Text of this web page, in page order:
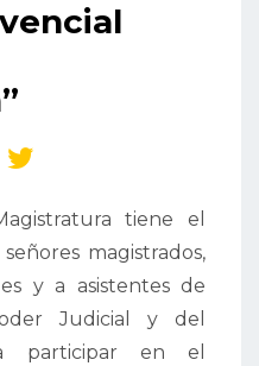
tiene el
magistrados,
y a asistentes de
Judicial y del
participar en el